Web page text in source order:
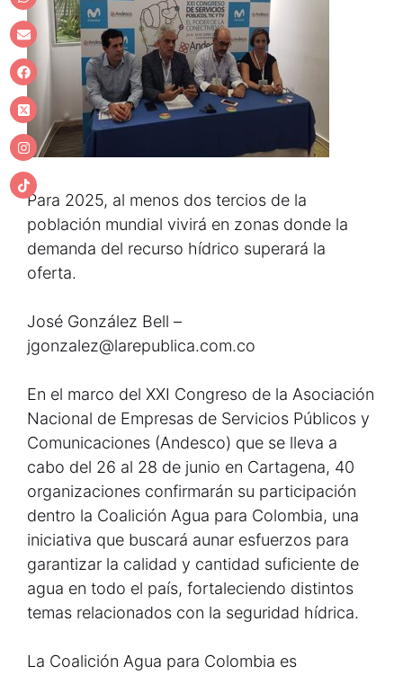
Para 2025, al menos dos tercios de la
población mundial vivirá en zonas donde la
demanda del recurso hídrico superará la
oferta.
José González Bell –
jgonzalez@larepublica.com.co
En el marco del XXI Congreso de la Asociación
Nacional de Empresas de Servicios Públicos y
Comunicaciones (Andesco) que se lleva a
cabo del 26 al 28 de junio en Cartagena, 40
organizaciones confirmarán su participación
dentro la Coalición Agua para Colombia, una
iniciativa que buscará aunar esfuerzos para
garantizar la calidad y cantidad suficiente de
agua en todo el país, fortaleciendo distintos
temas relacionados con la seguridad hídrica.
La Coalición Agua para Colombia es